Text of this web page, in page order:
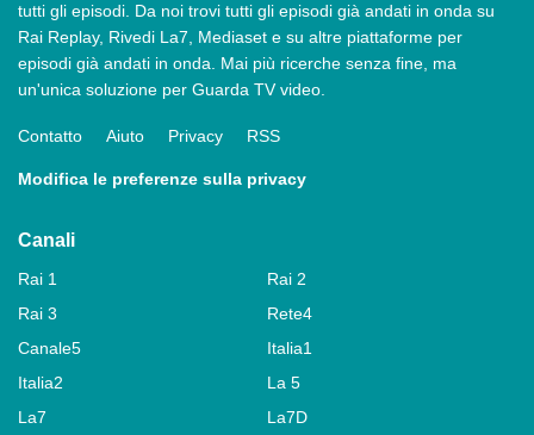
tutti gli episodi. Da noi trovi tutti gli episodi già andati in onda su
Rai Replay, Rivedi La7, Mediaset e su altre piattaforme per
episodi già andati in onda. Mai più ricerche senza fine, ma
un'unica soluzione per Guarda TV video.
Contatto Aiuto Privacy RSS
Modifica le preferenze sulla privacy
Canali
Rai 1
Rai 2
Rai 3
Rete4
Canale5
Italia1
Italia2
La 5
La7
La7D